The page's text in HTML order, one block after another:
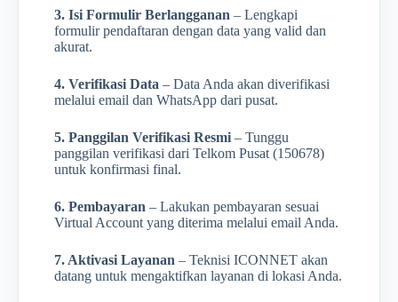
3. Isi Formulir Berlangganan – Lengkapi
formulir pendaftaran dengan data yang valid dan
akurat.
4. Verifikasi Data – Data Anda akan diverifikasi
melalui email dan WhatsApp dari pusat.
5. Panggilan Verifikasi Resmi – Tunggu
panggilan verifikasi dari Telkom Pusat (150678)
untuk konfirmasi final.
6. Pembayaran – Lakukan pembayaran sesuai
Virtual Account yang diterima melalui email Anda.
7. Aktivasi Layanan – Teknisi ICONNET akan
datang untuk mengaktifkan layanan di lokasi Anda.